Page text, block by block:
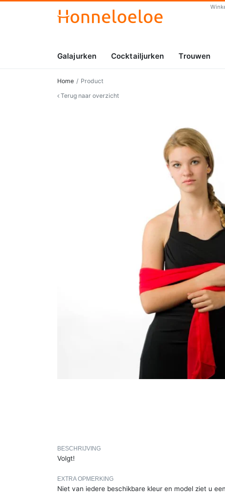
Galajurken Cocktailjurken Trouwen
Home
Product
Terug naar overzicht
BESCHRIJVING
Volgt!
EXTRA OPMERKING
Niet van iedere beschikbare kleur en model ziet u